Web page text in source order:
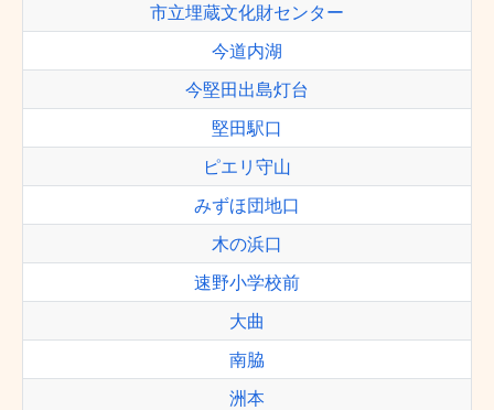
市立埋蔵文化財センター
今道内湖
今堅田出島灯台
堅田駅口
ピエリ守山
みずほ団地口
木の浜口
速野小学校前
大曲
南脇
洲本